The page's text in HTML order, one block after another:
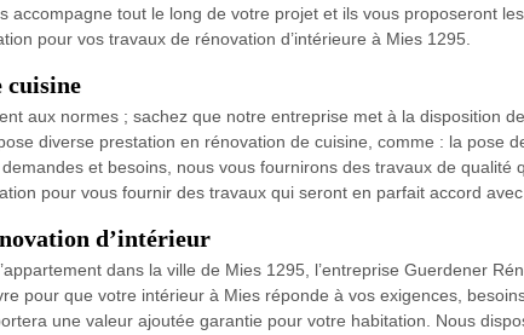
tout le long de votre projet et ils vous proposeront
pour vos travaux de rénovation d’intérieure à Mies 1295.
cuisine
aux normes ; sachez que notre entreprise met à la disposition
diverse prestation en rénovation de cuisine, comme : la pose
et besoins, nous vous fournirons des travaux de qualité
pour vous fournir des travaux qui seront en parfait accord
d’intérieur
dans la ville de Mies 1295, l’entreprise Guerdener
pour que votre intérieur à Mies réponde à vos exigences,
une valeur ajoutée garantie pour votre habitation. Nous